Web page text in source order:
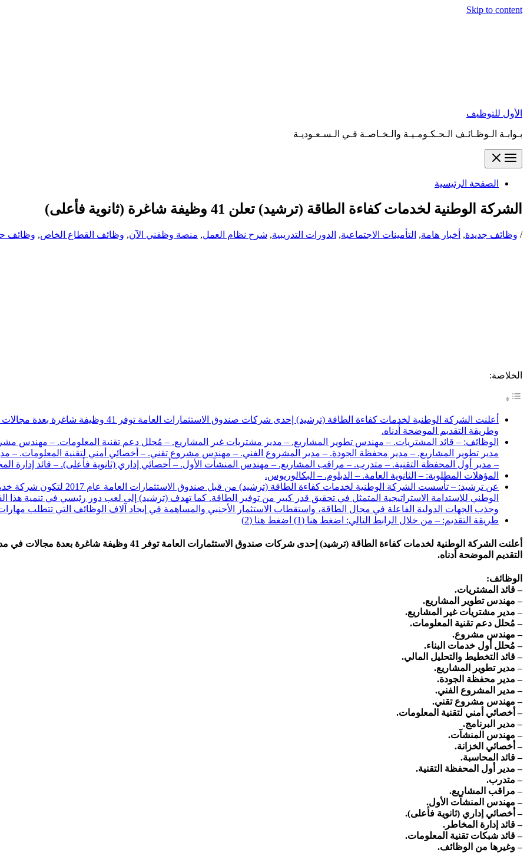
Skip to content
الأول للتوظيف
بـوابـة الـوظـائـف الـحـكـومـيـة والـخـاصـة فـي الـسـعـوديـة
الصفحة الرئيسية
الشركة الوطنية لخدمات كفاءة الطاقة (ترشيد) تعلن 41 وظيفة شاغرة (ثانوية فأعلى)
/ وظائف جديدة, أخبار هامة, التأمينات الاجتماعية, الدورات التدريبية, شرح نظام العمل, منصة وظفني الآن, وظائف القطاع الخاص, وظائف
الخلاصة:
أعلنت الشركة الوطنية لخدمات كفاءة الطاقة (ترشيد)
وطريقة التقديم الموضحة أدناه.
الوظائف: – قائد المشتريات. – مهندس تطوير المشاريع. – مدير مشتريات غير المشاريع. – مُحلل دعم تقنية المعلومات. – مهندس
مدير تطوير المشاريع. – مدير محفظة الجودة. – مدير المشروع الفني. – مهندس مشروع تقني. – أخصائي أمني لتقنية المعلومات. –
– مدير أول المحفظة التقنية. – متدرب. – مراقب المشاريع. – مهندس المنشآت الأول. – أخصائي إداري (ثانوية فأعلى). – قائد إدارة
المؤهلات المطلوبة: – الثانوية العامة. – الدبلوم. – البكالوريوس.
عن ترشيد: – تأسست الشركة الوطنية
الوطني للاستدامة الاستراتيجية المتمثل في تحقيق قدر كبير من توفير الطاقة. كما تهدف (ترشيد) إلى لعب دور رئيسي في تنمية
وجذب الجهات الدولية الفاعلة في مجال الطاقة، واستقطاب الاستثمار الأجنبي والمساهمة في إيجاد آلاف الوظائف التي تتطلب
طريقة التقديم: – من خلال الرابط التالي: اضغط هنا (1) اضغط هنا (2)
أعلنت الشركة الوطنية لخدمات كفاءة الطاقة (ترشيد)
إحدى شركات صندوق الاستثمارات العامة توفر 41
التقديم الموضحة أدناه.
الوظائف:
– قائد المشتريات.
– مهندس تطوير المشاريع.
– مدير مشتريات غير المشاريع.
– مُحلل دعم تقنية المعلومات.
– مهندس مشروع.
– مُحلل أول خدمات البناء.
– قائد التخطيط والتحليل المالي.
– مدير تطوير المشاريع.
– مدير محفظة الجودة.
– مدير المشروع الفني.
– مهندس مشروع تقني.
– أخصائي أمني لتقنية المعلومات.
– مدير البرنامج.
– مهندس المنشآت.
– أخصائي الخزانة.
– قائد المحاسبة.
– مدير أول المحفظة التقنية.
– متدرب.
– مراقب المشاريع.
– مهندس المنشآت الأول.
– أخصائي إداري (ثانوية فأعلى).
– قائد إدارة المخاطر.
– قائد شبكات تقنية المعلومات.
– وغيرها من الوظائف.